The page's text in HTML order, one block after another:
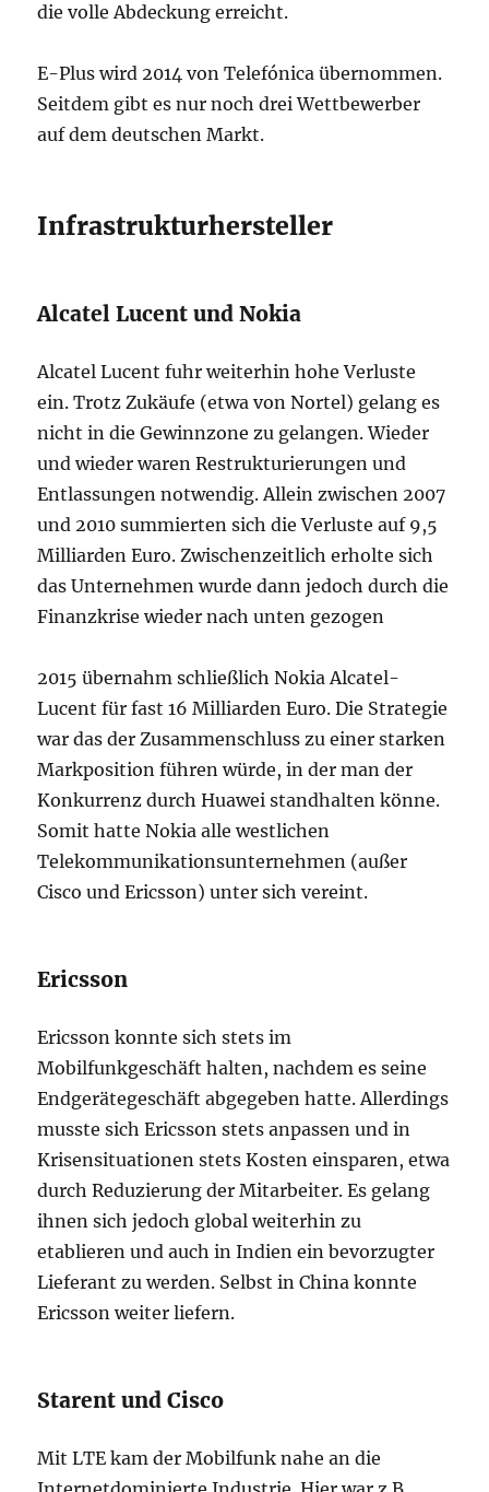
die volle Abdeckung erreicht.
E-Plus wird 2014 von Telefónica übernommen.
Seitdem gibt es nur noch drei Wettbewerber
auf dem deutschen Markt.
Infrastrukturhersteller
Alcatel Lucent und Nokia
Alcatel Lucent fuhr weiterhin hohe Verluste
ein. Trotz Zukäufe (etwa von Nortel) gelang es
nicht in die Gewinnzone zu gelangen. Wieder
und wieder waren Restrukturierungen und
Entlassungen notwendig. Allein zwischen 2007
und 2010 summierten sich die Verluste auf 9,5
Milliarden Euro. Zwischenzeitlich erholte sich
das Unternehmen wurde dann jedoch durch die
Finanzkrise wieder nach unten gezogen
2015 übernahm schließlich Nokia Alcatel-
Lucent für fast 16 Milliarden Euro. Die Strategie
war das der Zusammenschluss zu einer starken
Markposition führen würde, in der man der
Konkurrenz durch Huawei standhalten könne.
Somit hatte Nokia alle westlichen
Telekommunikationsunternehmen (außer
Cisco und Ericsson) unter sich vereint.
Ericsson
Ericsson konnte sich stets im
Mobilfunkgeschäft halten, nachdem es seine
Endgerätegeschäft abgegeben hatte. Allerdings
musste sich Ericsson stets anpassen und in
Krisensituationen stets Kosten einsparen, etwa
durch Reduzierung der Mitarbeiter. Es gelang
ihnen sich jedoch global weiterhin zu
etablieren und auch in Indien ein bevorzugter
Lieferant zu werden. Selbst in China konnte
Ericsson weiter liefern.
Starent und Cisco
Mit LTE kam der Mobilfunk nahe an die